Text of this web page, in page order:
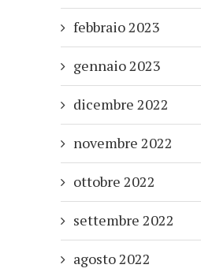
febbraio 2023
gennaio 2023
dicembre 2022
novembre 2022
ottobre 2022
settembre 2022
agosto 2022